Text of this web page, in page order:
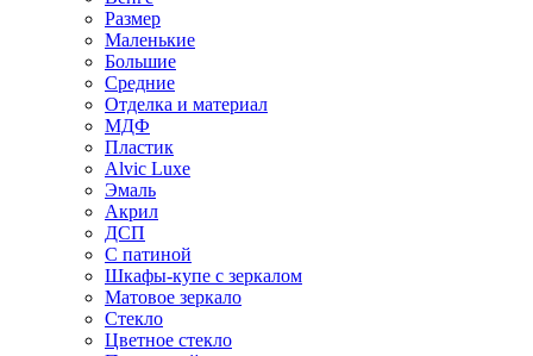
Размер
Маленькие
Большие
Средние
Отделка и материал
МДФ
Пластик
Alvic Luxe
Эмаль
Акрил
ДСП
С патиной
Шкафы-купе с зеркалом
Матовое зеркало
Стекло
Цветное стекло